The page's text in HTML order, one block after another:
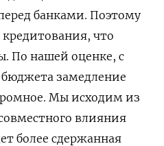
банками. Поэтому
что
По нашей оценке, с
замедление
Мы исходим из
влияния
более сдержанная